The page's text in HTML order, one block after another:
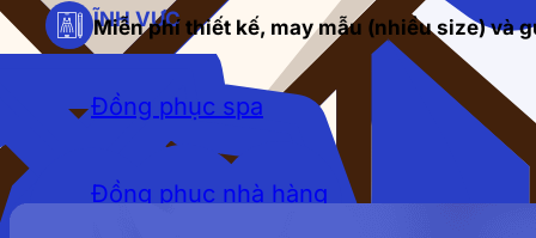
LĨNH VỰC
Đồng phục spa
Đồng phục nhà hàng
Miễn phí thiết kế, may mẫu (nhiều size) và